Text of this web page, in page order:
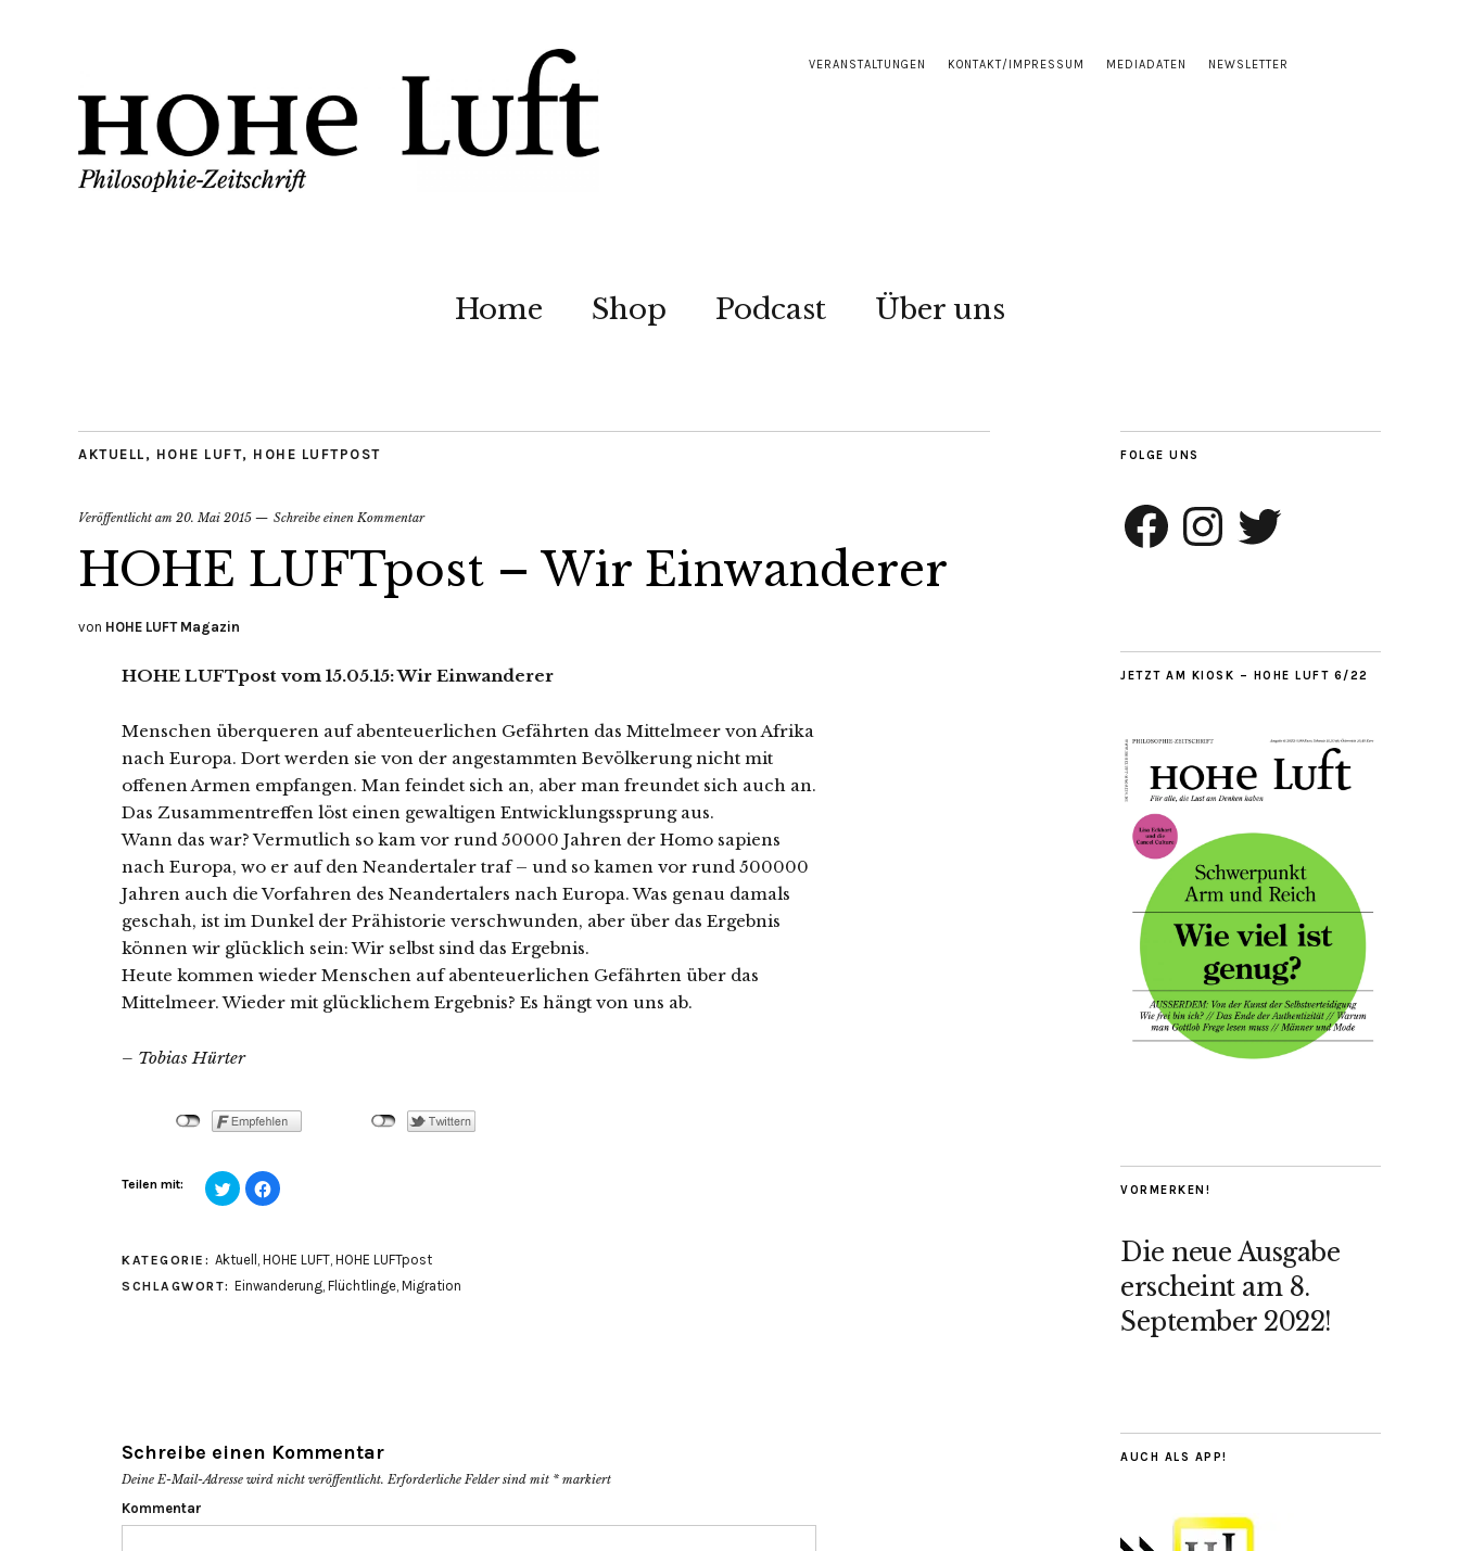
VERANSTALTUNGEN KONTAKT/IMPRESSUM MEDIADATEN NEWSLETTER
Home Shop Podcast Über uns
AKTUELL , HOHE LUFT, HOHE LUFTPOST
Veröffentlicht am 20. Mai 2015 Schreibe einen Kommentar
HOHE LUFTpost – Wir Einwanderer
von HOHE LUFT Magazin
HOHE LUFTpost vom 15.05.15: Wir Einwanderer
Menschen überqueren auf abenteuerlichen Gefährten das Mittelmeer von Afrika
nach Europa. Dort werden sie von der angestammten Bevölkerung nicht mit
offenen Armen empfangen. Man feindet sich an, aber man freundet sich auch an.
Das Zusammentreffen löst einen gewaltigen Entwicklungssprung aus.
Wann das war? Vermutlich so kam vor rund 50000 Jahren der Homo sapiens
nach Europa, wo er auf den Neandertaler traf – und so kamen vor rund 500000
Jahren auch die Vorfahren des Neandertalers nach Europa. Was genau damals
geschah, ist im Dunkel der Prähistorie verschwunden, aber über das Ergebnis
können wir glücklich sein: Wir selbst sind das Ergebnis.
Heute kommen wieder Menschen auf abenteuerlichen Gefährten über das
Mittelmeer. Wieder mit glücklichem Ergebnis? Es hängt von uns ab.
– Tobias Hürter
Teilen mit: Klick,
um
über
teilen
(Wird
neuem
Klick,
um
(Wird
neuem
KATEGORIE: Aktuell , HOHE LUFT, HOHE LUFTpost
SCHLAGWORT: Einwanderung, Flüchtlinge, Migration
Schreibe einen Kommentar
Deine E-Mail-Adresse wird nicht veröffentlicht. Erforderliche Felder sind mit * markiert
Kommentar
FOLGE UNS
Facebook InstagramTwitter
JETZT AM KIOSK – HOHE LUFT 6/22
VORMERKEN!
Die neue Ausgabe
erscheint am 8.
September 2022!
AUCH ALS APP!